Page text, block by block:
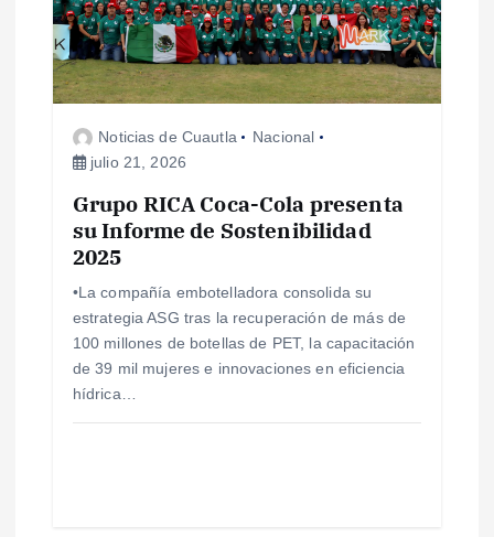
Noticias de Cuautla
Nacional
julio 21, 2026
Grupo RICA Coca-Cola presenta
su Informe de Sostenibilidad
2025
•La compañía embotelladora consolida su
estrategia ASG tras la recuperación de más de
100 millones de botellas de PET, la capacitación
de 39 mil mujeres e innovaciones en eficiencia
hídrica…